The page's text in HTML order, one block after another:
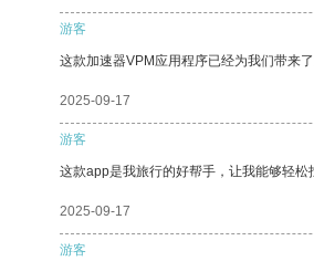
游客
这款加速器VPM应用程序已经为我们带来
2025-09-17
游客
这款app是我旅行的好帮手，让我能够轻
2025-09-17
游客